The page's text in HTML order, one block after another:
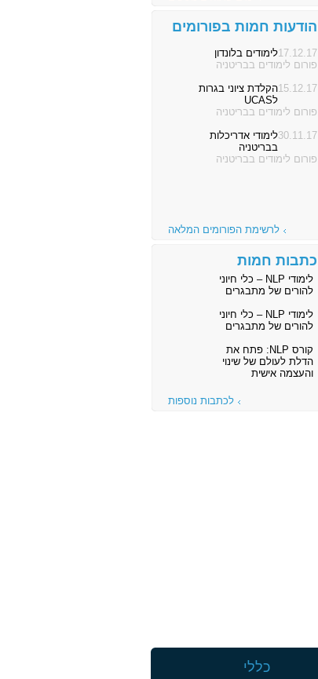
הודעות חמות בפורומים
17.12.17לימודים בלונדון
פורום לימודים בבריטניה
15.12.17הקלדת ציוני בגרות
לUCAS
פורום לימודים בבריטניה
30.11.17לימודי אדריכלות
בבריטניה
פורום לימודים בבריטניה
לרשימת הפורומים המלאה
כתבות חמות
לימודי NLP – כלי חיוני
להורים של מתבגרים
לימודי NLP – כלי חיוני
להורים של מתבגרים
קורס NLP: פתח את
הדלת לעולם של שינוי
והעצמה אישית
לכתבות נוספות
כללי